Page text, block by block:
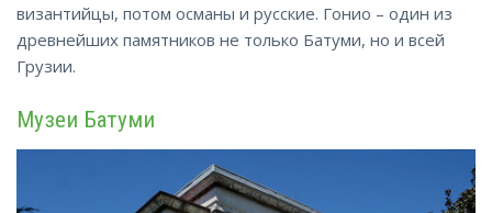
византийцы, потом османы и русские. Гонио – один из
древнейших памятников не только Батуми, но и всей
Грузии.
Музеи Батуми